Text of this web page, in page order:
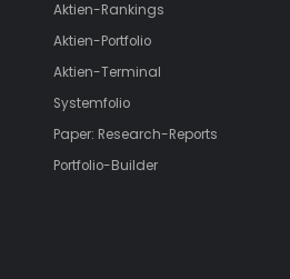
Aktien-Rankings
Aktien-Portfolio
Aktien-Terminal
Systemfolio
Paper: Research-Reports
Portfolio-Builder